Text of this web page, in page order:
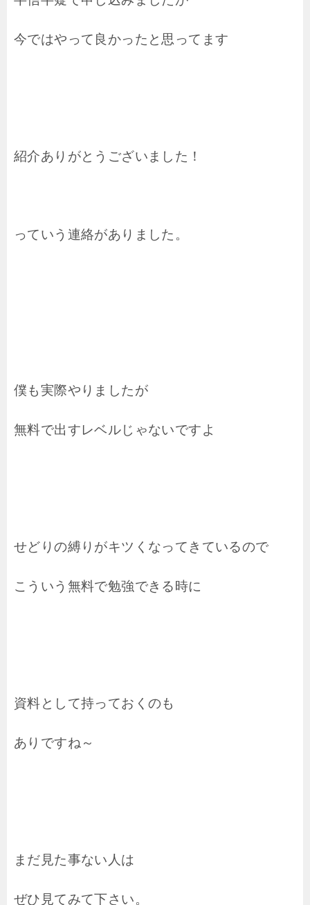
今ではやって良かったと思ってます
紹介ありがとうございました！
っていう連絡がありました。
僕も実際やりましたが
無料で出すレベルじゃないですよ
せどりの縛りがキツくなってきているので
こういう無料で勉強できる時に
資料として持っておくのも
ありですね～
まだ見た事ない人は
ぜひ見てみて下さい。